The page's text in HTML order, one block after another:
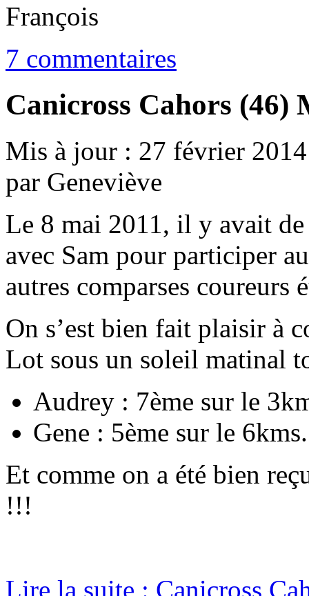
François
7 commentaires
Canicross Cahors (46)
Mis à jour : 27 février 2014
par Geneviève
Le 8 mai 2011, il y avait
avec Sam pour participer
autres comparses coureurs
On s’est bien fait plaisir à
Lot sous un soleil matinal
Audrey : 7ème sur le
Gene : 5ème sur le 6kms.
Et comme on a été bien
!!!
Lire la suite : Canicross